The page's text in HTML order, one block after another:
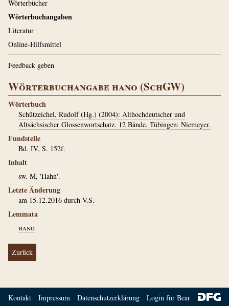
Wörterbücher
Wörterbuchangaben
Literatur
Online-Hilfsmittel
Feedback geben
Wörterbuchangabe hano (SchGW)
Wörterbuch
Schützeichel, Rudolf (Hg.) (2004): Althochdeutscher und
Altsächsischer Glossenwortschatz. 12 Bände. Tübingen: Niemeyer.
Fundstelle
Bd. IV, S. 152f.
Inhalt
sw. M, 'Hahn'.
Letzte Änderung
am 15.12.2016 durch V.S.
Lemmata
hano
Zurück
Kontakt Impressum Datenschutzerklärung Login für Bearbeiter